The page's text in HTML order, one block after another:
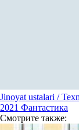
Jinoyat ustalari /
2021 Фантастика
Смотрите также: